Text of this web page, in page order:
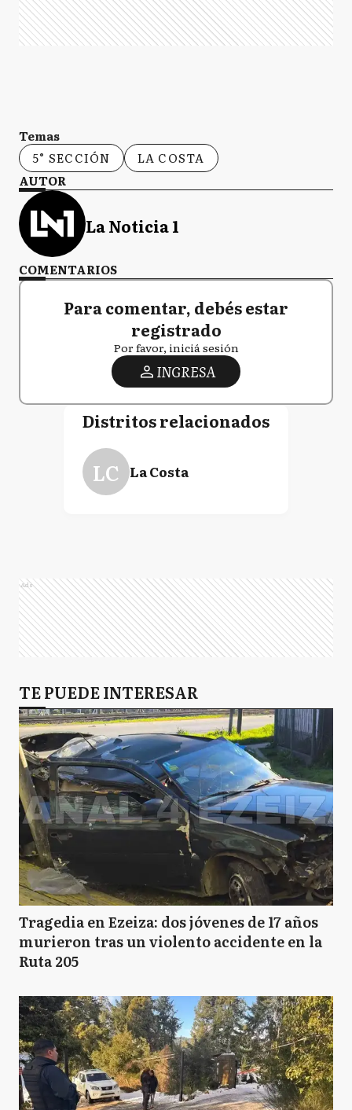
Temas
5° SECCIÓN
LA COSTA
AUTOR
La Noticia 1
COMENTARIOS
Para comentar, debés estar
registrado
Por favor, iniciá sesión
INGRESA
Distritos relacionados
LC La Costa
Ads
TE PUEDE INTERESAR
Tragedia en Ezeiza: dos jóvenes de 17 años
murieron tras un violento accidente en la
Ruta 205